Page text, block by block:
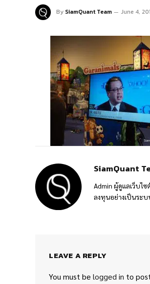
By SiamQuant Team June 4,
SiamQuant
Admin ผู้ดูแลเว็บไ
ลงทุนอย่างเป็นระ
LEAVE A REPLY
You must be logged in to